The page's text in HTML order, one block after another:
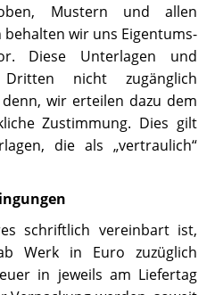
Mustern und allen
wir uns Eigentums-
Diese Unterlagen und
nicht zugänglich
wir erteilen dazu dem
Zustimmung. Dies gilt
die als „vertraulich“
schriftlich vereinbart ist,
Werk in Euro zuzüglich
in jeweils am Liefertag